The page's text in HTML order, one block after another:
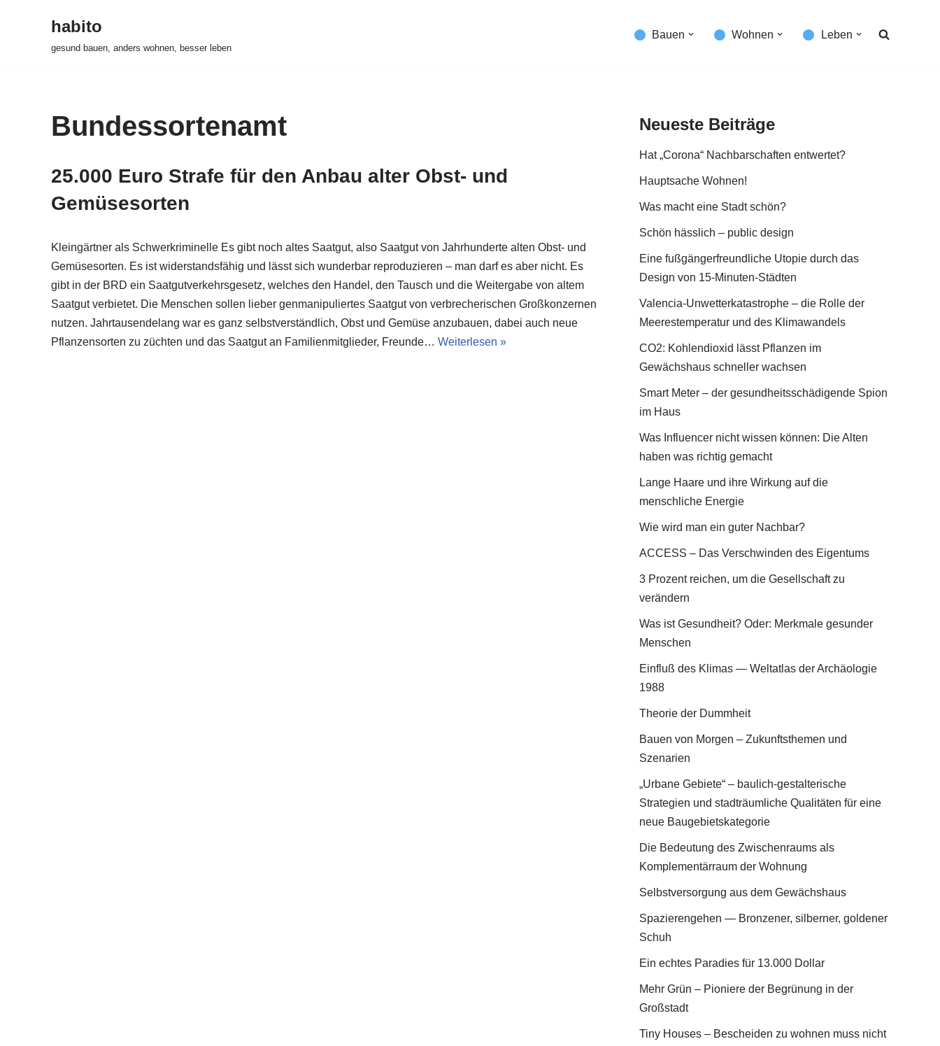
habito
gesund bauen, anders wohnen, besser leben
Bauen Wohnen Leben
Bundessortenamt
25.000 Euro Strafe für den Anbau alter Obst- und
Gemüsesorten
Kleingärtner als Schwerkriminelle Es gibt noch altes Saatgut, also Saatgut von Jahrhunderte alten Obst- und
Gemüsesorten. Es ist widerstandsfähig und lässt sich wunderbar reproduzieren – man darf es aber nicht. Es
gibt in der BRD ein Saatgutverkehrsgesetz, welches den Handel, den Tausch und die Weitergabe von altem
Saatgut verbietet. Die Menschen sollen lieber genmanipuliertes Saatgut von verbrecherischen Großkonzernen
nutzen. Jahrtausendelang war es ganz selbstverständlich, Obst und Gemüse anzubauen, dabei auch neue
Pflanzensorten zu züchten und das Saatgut an Familienmitglieder, Freunde… Weiterlesen »
Neueste Beiträge
Hat „Corona“ Nachbarschaften entwertet?
Hauptsache Wohnen!
Was macht eine Stadt schön?
Schön hässlich – public design
Eine fußgängerfreundliche Utopie durch das
Design von 15-Minuten-Städten
Valencia-Unwetterkatastrophe – die Rolle der
Meerestemperatur und des Klimawandels
CO2: Kohlendioxid lässt Pflanzen im
Gewächshaus schneller wachsen
Smart Meter – der gesundheitsschädigende Spion
im Haus
Was Influencer nicht wissen können: Die Alten
haben was richtig gemacht
Lange Haare und ihre Wirkung auf die
menschliche Energie
Wie wird man ein guter Nachbar?
ACCESS – Das Verschwinden des Eigentums
3 Prozent reichen, um die Gesellschaft zu
verändern
Was ist Gesundheit? Oder: Merkmale gesunder
Menschen
Einfluß des Klimas — Weltatlas der Archäologie
1988
Theorie der Dummheit
Bauen von Morgen – Zukunftsthemen und
Szenarien
„Urbane Gebiete“ – baulich-gestalterische
Strategien und stadträumliche Qualitäten für eine
neue Baugebietskategorie
Die Bedeutung des Zwischenraums als
Komplementärraum der Wohnung
Selbstversorgung aus dem Gewächshaus
Spazierengehen — Bronzener, silberner, goldener
Schuh
Ein echtes Paradies für 13.000 Dollar
Mehr Grün – Pioniere der Begrünung in der
Großstadt
Tiny Houses – Bescheiden zu wohnen muss nicht